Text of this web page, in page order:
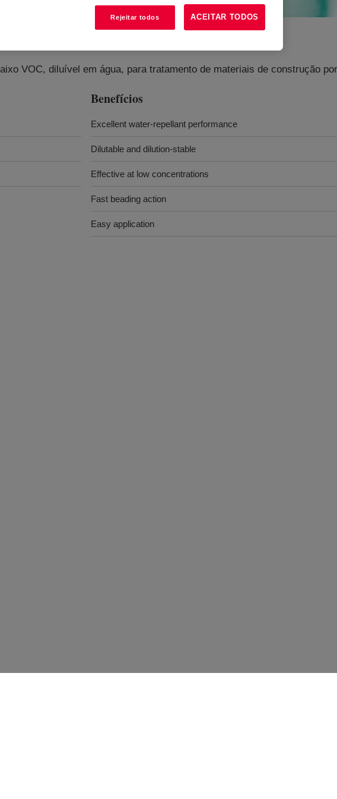
VOC, diluível em água, para tratamento de materiais de construção
Benefícios
Excellent water-repellant performance
Dilutable and dilution-stable
Effective at low concentrations
Fast beading action
Easy application
Rejeitar todos ACEITAR TODOS